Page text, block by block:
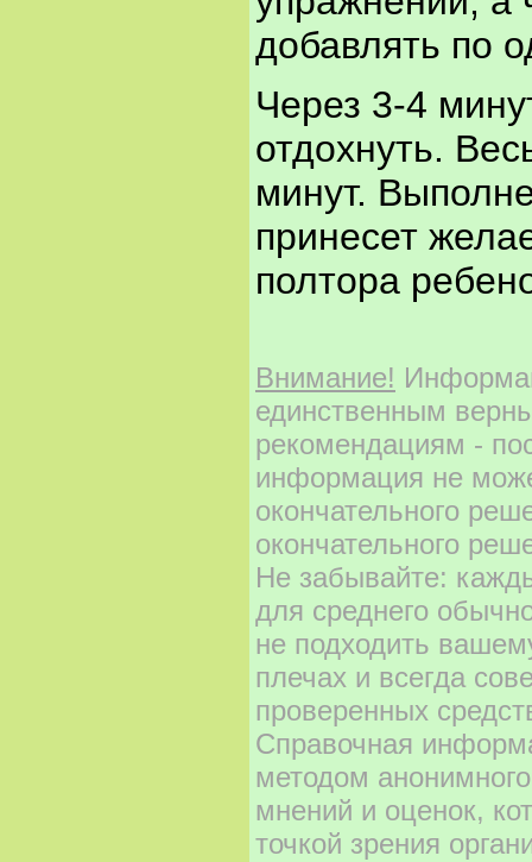
добавлять по
Через 3-4
отдохнуть.
минут.
принесет
полтора
Внимание!
единственным
рекомендациям -
информация не
окончательного
окончательного
Не забывайте:
для среднего
не подходить
плечах и всегда
проверенных
Справочная
методом
мнений и оценок,
точкой зрения